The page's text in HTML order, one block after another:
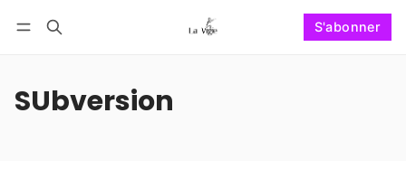
S'abonner
SUbversion